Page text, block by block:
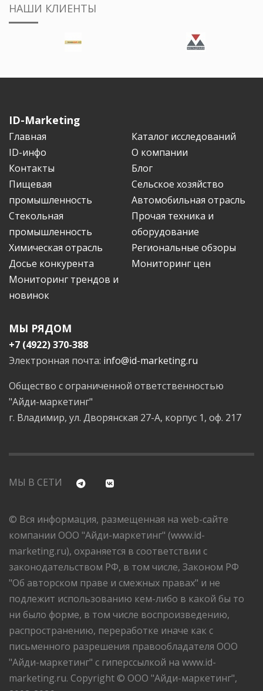
НАШИ КЛИЕНТЫ
ID-Marketing
Главная
Каталог исследований
ID-инфо
О компании
Контакты
Блог
Пищевая
промышленность
Сельское хозяйство
Автомобильная отрасль
Стекольная
промышленность
Прочая техника и
оборудование
Химическая отрасль
Региональные обзоры
Досье конкурента
Мониторинг цен
Мониторинг трендов и
новинок
МЫ РЯДОМ
+7 (4922) 370-388
Электронная почта: info@id-marketing.ru
Общество с ограниченной ответственностью
"Айди-маркетинг"
г. Владимир, ул. Дворянская 27-А, корпус 1, оф. 217
МЫ В СЕТИ
© Вся информация, размещенная на web-сайте
компании ООО "Айди-маркетинг" (www.id-
marketing.ru), охраняется в соответствии с
законодательством РФ, в том числе, Законом РФ
"Об авторском праве и смежных правах" и не
подлежит использованию кем-либо в какой бы то
ни было форме, в том числе воспроизведению,
распространению, переработке иначе как с
письменного разрешения правообладателя ООО
"Айди-маркетинг" с гиперссылкой на www.id-
marketing.ru. Copyright © ООО "Айди-маркетинг",